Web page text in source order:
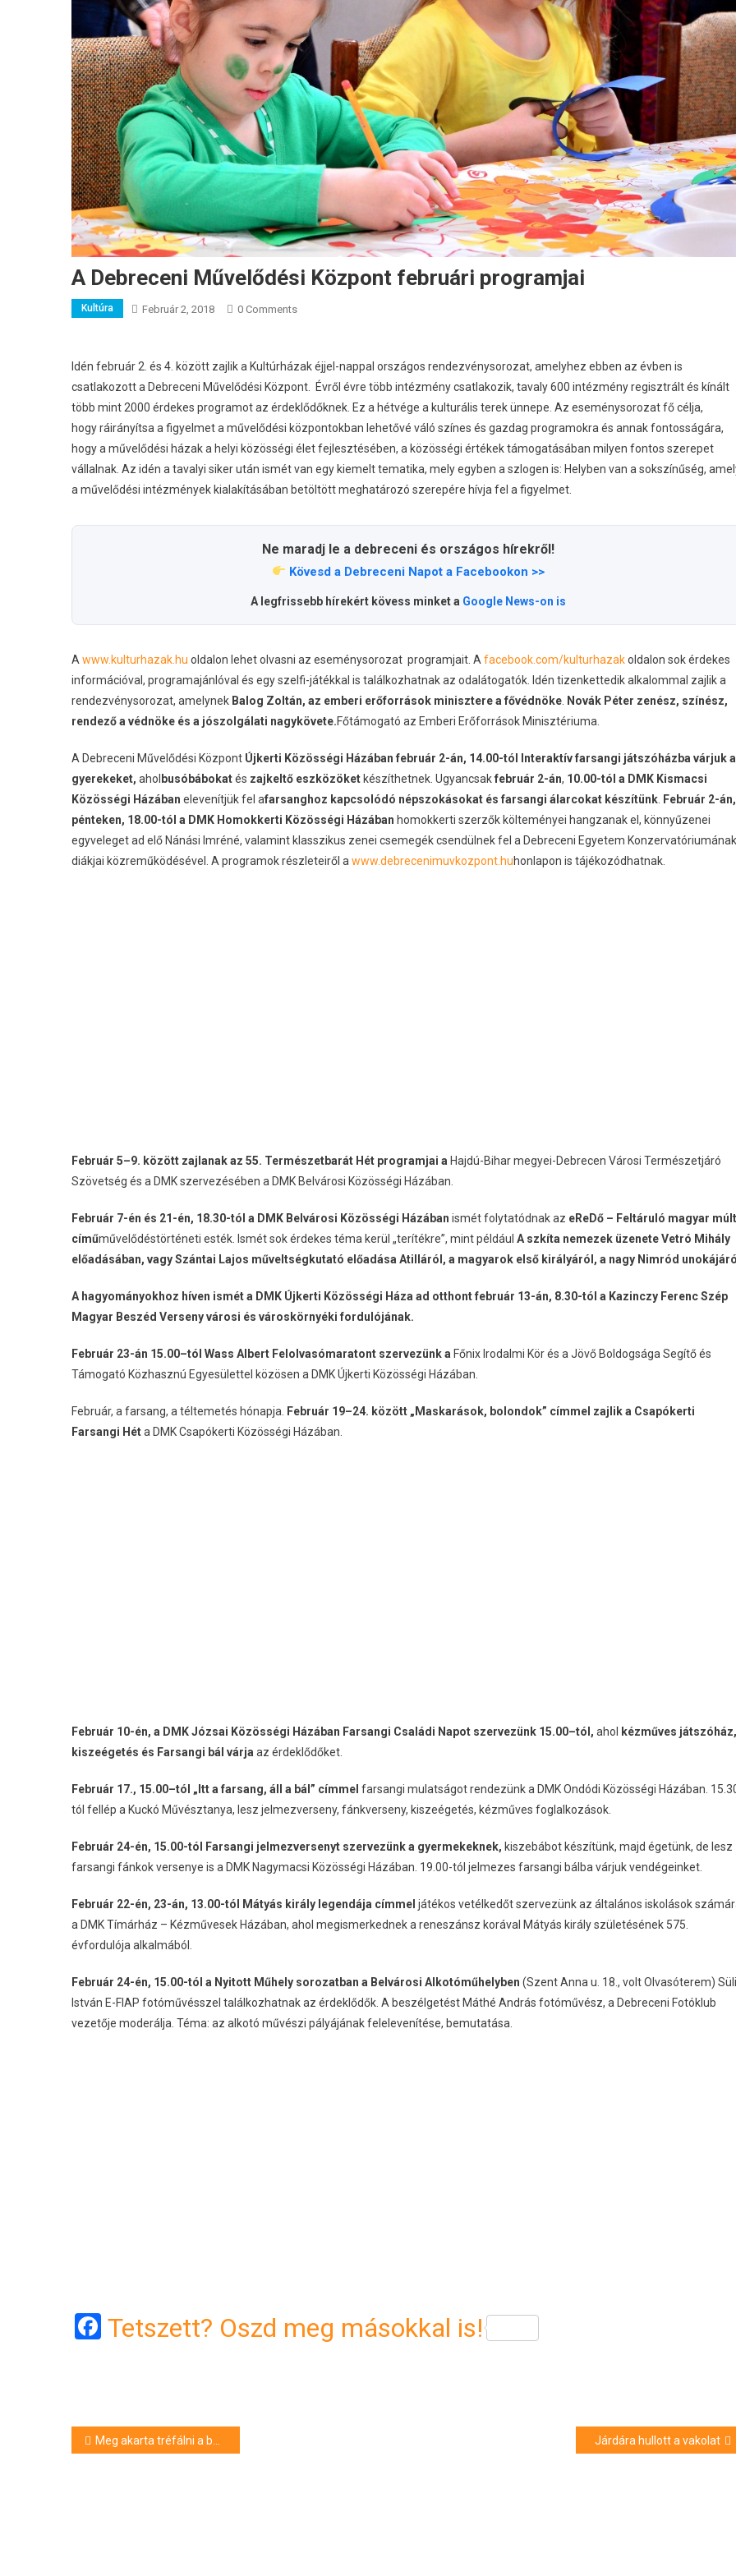
A Debreceni Művelődési Központ februári programjai
Kultúra Február 2, 2018 0 Comments
Idén február 2. és 4. között zajlik a Kultúrházak éjjel-nappal országos rendezvénysorozat, amelyhez ebben az évben is
csatlakozott a Debreceni Művelődési Központ.
Évről évre több intézmény csatlakozik, tavaly 600 intézmény regisztrált és kínált
több mint 2000 érdekes programot az érdeklődőknek. Ez a hétvége a kulturális terek ünnepe. Az eseménysorozat fő célja,
hogy ráirányítsa a figyelmet a művelődési központokban lehetővé váló színes és gazdag programokra és annak fontosságára,
hogy a művelődési házak a helyi közösségi élet fejlesztésében, a közösségi értékek támogatásában milyen fontos szerepet
vállalnak. Az idén a tavalyi siker után ismét van egy kiemelt tematika, mely egyben a szlogen is: Helyben van a sokszínűség,
a művelődési intézmények kialakításában betöltött meghatározó szerepére hívja fel a figyelmet.
Ne maradj le a debreceni és országos hírekről!
Kövesd a Debreceni Napot a Facebookon >>
A legfrissebb hírekért kövess minket a Google News-on is
A www.kulturhazak.hu oldalon lehet olvasni az eseménysorozat programjait. A facebook.com/kulturhazakoldalon sok érdekes
információval, programajánlóval és egy szelfi-játékkal is találkozhatnak az odalátogatók. Idén tizenkettedik alkalommal zajlik a
rendezvénysorozat, amelynek Balog Zoltán, az emberi erőforrások minisztere a fővédnöke Novák Péter zenész, színész,
rendező a védnöke és a jószolgálati nagykövete.Főtámogató az Emberi Erőforrások Minisztériuma.
A Debreceni Művelődési Központ Újkerti Közösségi Házában február 2-án, 14.00-tól Interaktív farsangi játszóházba várjuk a
gyerekeket, ahol busóbábokatés zajkeltő eszközöket készíthetnek. Ugyancsakfebruár 2-án, 10.00-tól a DMK Kismacsi
Közösségi Házában elevenítjük fel afarsanghoz kapcsolódó népszokásokat és farsangi álarcokat készítünk Február 2-án,
pénteken, 18.00-tól a DMK Homokkerti Közösségi Házában homokkerti szerzők költeményei hangzanak el, könnyűzenei
egyveleget ad elő Nánási Imréné, valamint klasszikus zenei csemegék csendülnek fel a Debreceni Egyetem Konzervatóriumának
diákjai közreműködésével. A programok részleteiről a www.debrecenimuvkozpont.huhonlapon is tájékozódhatnak.
Február 5–9. között zajlanak az 55. Természetbarát Hét programjai a Hajdú-Bihar megyei-Debrecen Városi Természetjáró
Szövetség és a DMK szervezésében a DMK Belvárosi Közösségi Házában.
Február 7-én és 21-én, 18.30-tól a DMK Belvárosi Közösségi Házában ismét folytatódnak az eReDő – Feltáruló magyar múlt
címűművelődéstörténeti esték. Ismét sok érdekes téma kerül „terítékre”, mint például A szkíta nemezek üzenete Vetró Mihály
előadásában, vagy Szántai Lajos műveltségkutató előadása Atilláról, a magyarok első királyáról, a nagy Nimród
A hagyományokhoz híven ismét a DMK Újkerti Közösségi Háza ad otthont február 13-án, 8.30-tól a Kazinczy Ferenc Szép
Magyar Beszéd Verseny városi és városkörnyéki fordulójának.
Február 23-án 15.00–tól Wass Albert Felolvasómaratont szervezünk a Főnix Irodalmi Kör és a Jövő Boldogsága Segítő és
Támogató Közhasznú Egyesülettel közösen a DMK Újkerti Közösségi Házában.
Február, a farsang, a téltemetés hónapja.
Február 19–24. között „Maskarások, bolondok” címmel zajlik a Csapókerti
Farsangi Héta DMK Csapókerti Közösségi Házában.
Február 10-én, a DMK Józsai Közösségi Házában Farsangi Családi Napot szervezünk 15.00–tól, ahol
kézműves játszóház,
kiszeégetés és Farsangi bál várja az érdeklődőket.
Február 17., 15.00–tól „Itt a farsang, áll a bál” címmel farsangi mulatságot rendezünk a DMK Ondódi Közösségi Házában.
tól fellép a Kuckó Művésztanya, lesz jelmezverseny, fánkverseny, kiszeégetés, kézműves foglalkozások.
Február 24-én, 15.00-tól Farsangi jelmezversenyt szervezünk a gyermekeknek, kiszebábot készítünk, majd égetünk, de lesz
farsangi fánkok versenye is a DMK Nagymacsi Közösségi Házában. 19.00-tól jelmezes farsangi bálba várjuk vendégeinket.
Február 22-én, 23-án, 13.00-tól Mátyás király legendája címmel játékos vetélkedőt szervezünk az általános iskolások
a DMK Tímárház – Kézművesek Házában, ahol megismerkednek a reneszánsz korával Mátyás király születésének 575.
évfordulója alkalmából.
Február 24-én, 15.00-tól a Nyitott Műhely sorozatban a Belvárosi Alkotóműhelyben (Szent Anna u. 18., volt Olvasóterem) Süli
István E-FIAP fotóművésszel találkozhatnak az érdeklődők. A beszélgetést Máthé András fotóművész, a Debreceni Fotóklub
vezetője moderálja. Téma: az alkotó művészi pályájának felelevenítése, bemutatása.
Facebook
Tetszett? Oszd meg másokkal is!
Bejegyzés
Meg akarta tréfálni a barátját – életveszélyes sérülést okozott Járdára hullott a vakolat